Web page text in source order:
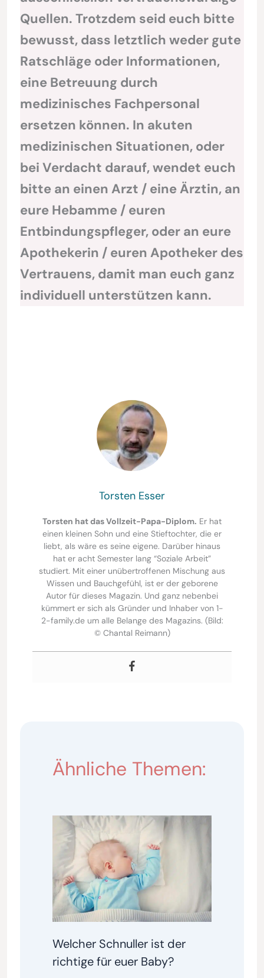
Quellen. Trotzdem seid euch bitte
bewusst, dass letztlich weder gute
Ratschläge oder Informationen,
eine Betreuung durch
medizinisches Fachpersonal
ersetzen können. In akuten
medizinischen Situationen, oder
bei Verdacht darauf, wendet euch
bitte an einen Arzt / eine Ärztin, an
eure Hebamme / euren
Entbindungspfleger, oder an eure
Apothekerin / euren Apotheker des
Vertrauens, damit man euch ganz
individuell unterstützen kann.
Torsten Esser
Torsten hat das Vollzeit-Papa-Diplom. Er hat
einen kleinen Sohn und eine Stieftochter, die er
liebt, als wäre es seine eigene. Darüber hinaus
hat er acht Semester lang “Soziale Arbeit”
studiert. Mit einer unübertroffenen Mischung aus
Wissen und Bauchgefühl, ist er der geborene
Autor für dieses Magazin. Und ganz nebenbei
kümmert er sich als Gründer und Inhaber von 1-
2-family.de um alle Belange des Magazins. (Bild:
© Chantal Reimann)
Ähnliche Themen:
Welcher Schnuller ist der
richtige für euer Baby?